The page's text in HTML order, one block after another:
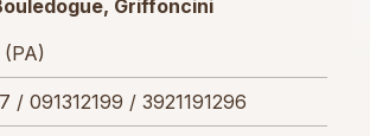
Griffoncini
/ 091312199 / 3921191296